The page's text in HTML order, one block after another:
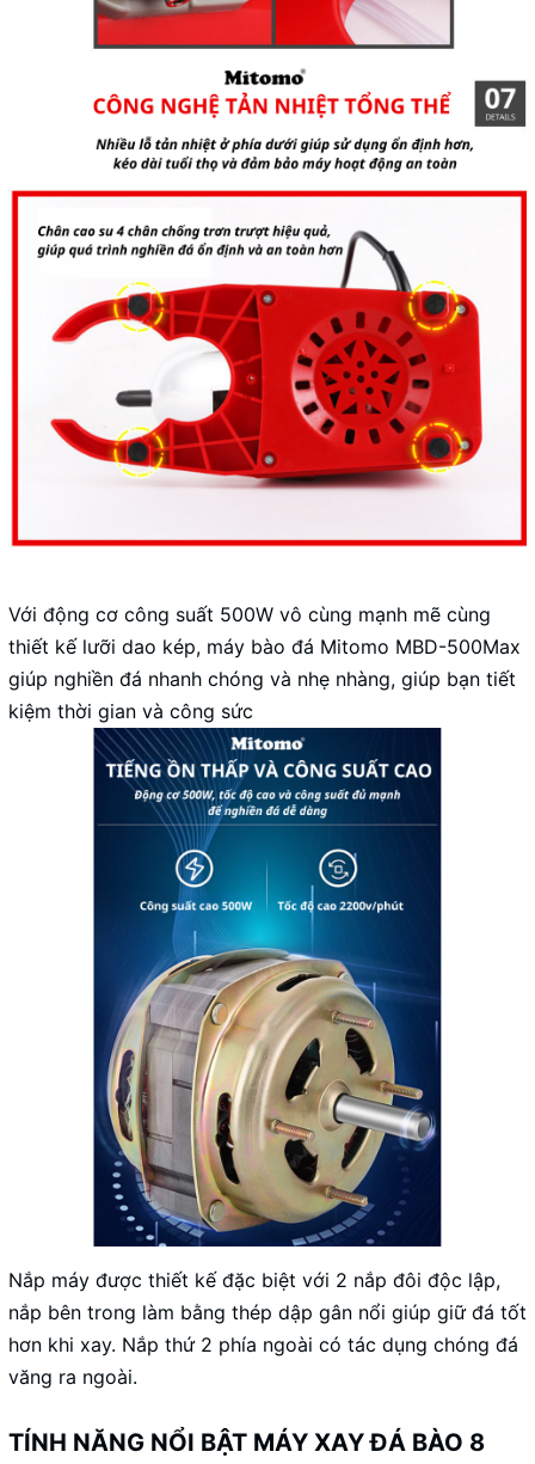
Với động cơ công suất 500W vô cùng mạnh mẽ cùng
thiết kế lưỡi dao kép, máy bào đá Mitomo MBD-500Max
giúp nghiền đá nhanh chóng và nhẹ nhàng, giúp bạn tiết
kiệm thời gian và công sức
Nắp máy được thiết kế đặc biệt với 2 nắp đôi độc lập,
nắp bên trong làm bằng thép dập gân nổi giúp giữ đá tốt
hơn khi xay. Nắp thứ 2 phía ngoài có tác dụng chóng đá
văng ra ngoài.
TÍNH NĂNG NỔI BẬT MÁY XAY ĐÁ BÀO 8